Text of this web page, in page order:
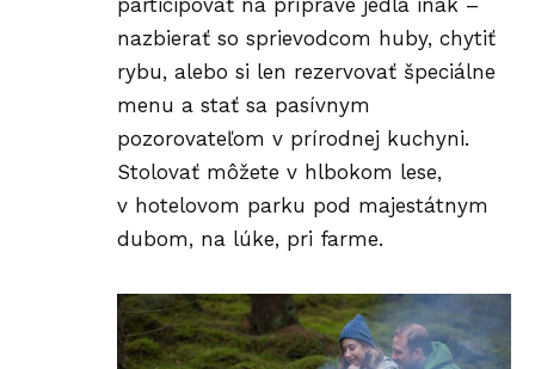
participovať na príprave jedla inak –
nazbierať so sprievodcom huby, chytiť
rybu, alebo si len rezervovať špeciálne
menu a stať sa pasívnym
pozorovateľom v prírodnej kuchyni.
Stolovať môžete v hlbokom lese,
v hotelovom parku pod majestátnym
dubom, na lúke, pri farme.